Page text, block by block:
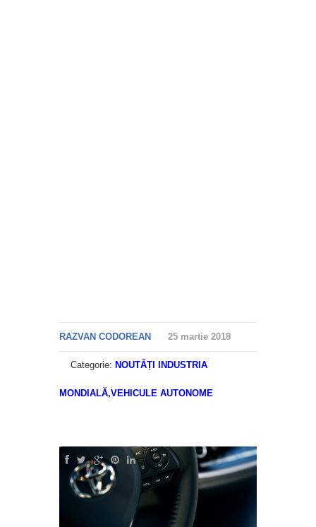
RAZVAN CODOREAN 25 martie 2018
Categorie: NOUTĂȚI INDUSTRIA
MONDIALĂ,VEHICULE AUTONOME